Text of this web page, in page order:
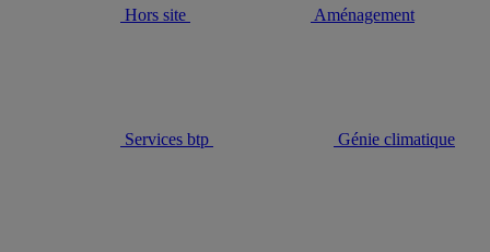
Hors site Aménagement
Services btp Génie climatique